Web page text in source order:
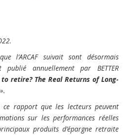
l’ARCAF suivait sont désormais
annuellement par BETTER
retire? The Real Returns of Long-
».
ce rapport que les lecteurs peuvent
sur les performances réelles
produits d’épargne retraite